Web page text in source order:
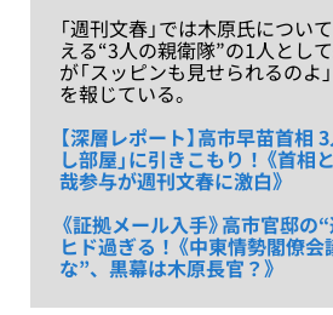
「週刊文春」では木原氏につい
える“3人の親衛隊”の1人とし
が「スッピンも見せられるのよ
を報じている。
【深層レポート】高市早苗首相
し部屋」に引きこもり！《首相
哉参与が週刊文春に激白》
《証拠メール入手》高市官邸の
ヒド過ぎる！《中東情勢閣僚
な”、黒幕は木原長官？》